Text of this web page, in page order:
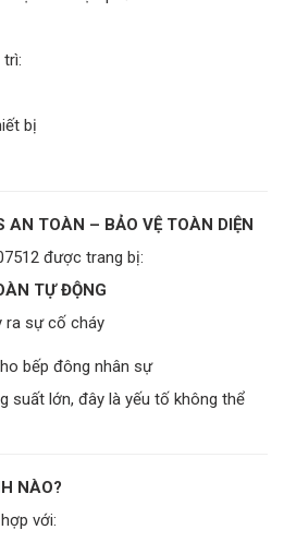
bị
AN TOÀN – BẢO VỆ TOÀN DIỆN
được trang bị:
TỰ ĐỘNG
ra sự cố cháy
bếp đông nhân sự
suất lớn, đây là yếu tố không thể
NÀO?
với: